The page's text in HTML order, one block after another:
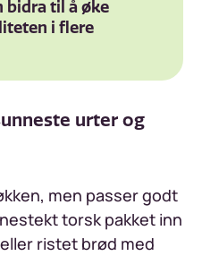
bidra til å øke
i flere
urter og
men passer godt
torsk pakket inn
ristet brød med